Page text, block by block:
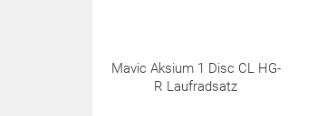
Mavic Aksium 1 Disc CL HG-
R Laufradsatz